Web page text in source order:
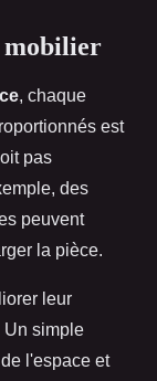
mobilier
, chaque
est
pas
des
peuvent
la pièce.
leur
Un simple
l'espace et